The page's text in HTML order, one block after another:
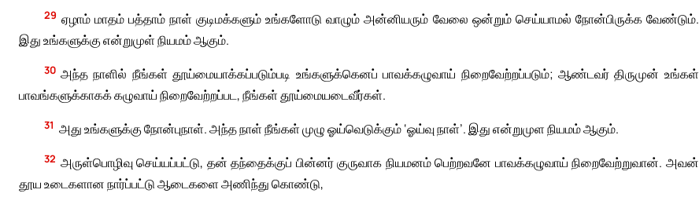
29 ஏழாம் மாதம் பத்தாம் நாள் குடிமக்களும் உங்களோடு வாழும் அன்னியரும் வேலை ஒன்றும் செய்யாமல் நோன்பிருக்க வேண்டும்.
இது உங்களுக்கு என்றுமுள் நியமம் ஆகும்.
30 அந்த நாளில் நீங்கள் தூய்மையாக்கப்படும்படி உங்களுக்கெனப் பாவக்கழுவாய் நிறைவேற்றப்படும்; ஆண்டவர் திருமுன் உங்கள்
பாவங்களுக்காகக் கழுவாய் நிறைவேற்றப்பட, நீங்கள் தூய்மையடைவீர்கள்.
31 அது உங்களுக்கு நோன்புநாள். அந்த நாள் நீங்கள் முழு ஓய்வெடுக்கும் ‘ஓய்வு நாள்’. இது என்றுமுள நியமம் ஆகும்.
32 அருள்பொழிவு செய்யப்பட்டு, தன் தந்தைக்குப் பின்னர் குருவாக நியமனம் பெற்றவனே பாவக்கழுவாய் நிறைவேற்றுவான். அவன்
தூய உடைகளான நார்ப்பட்டு ஆடைகளை அணிந்து கொண்டு,